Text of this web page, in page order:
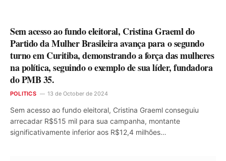
Sem acesso ao fundo eleitoral, Cristina Graeml do
Partido da Mulher Brasileira avança para o segundo
turno em Curitiba, demonstrando a força das mulheres
na política, seguindo o exemplo de sua líder, fundadora
do PMB 35.
POLITICS 13 de October de 2024
Sem acesso ao fundo eleitoral, Cristina Graeml conseguiu
arrecadar R$515 mil para sua campanha, montante
significativamente inferior aos R$12,4 milhões…